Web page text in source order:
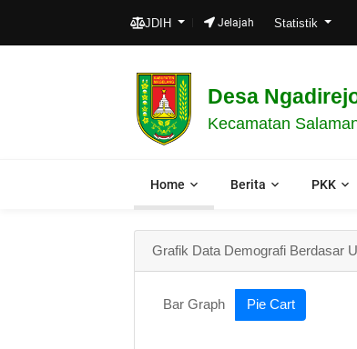
JDIH Jelajah Statistik
Desa
Kecamatan
Home Berita PKK
Grafik Data Demografi Berdasar
Bar Graph Pie Cart